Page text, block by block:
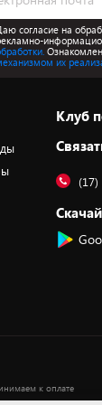
согласие на
Ознакомлен
их
Клуб